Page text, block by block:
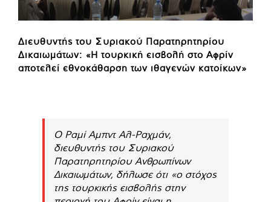
Διευθυντής του Συριακού Παρατηρητηρίου
Δικαιωμάτων: «Η τουρκική εισβολή στο Αφρίν
αποτελεί εθνοκάθαρση των ιθαγενών κατοίκων»
Ο Ραμί Αμπντ Αλ-Ραχμάν,
διευθυντής του Συριακού
Παρατηρητηρίου Ανθρωπίνων
Δικαιωμάτων, δήλωσε ότι «ο στόχος
της τουρκικής εισβολής στην